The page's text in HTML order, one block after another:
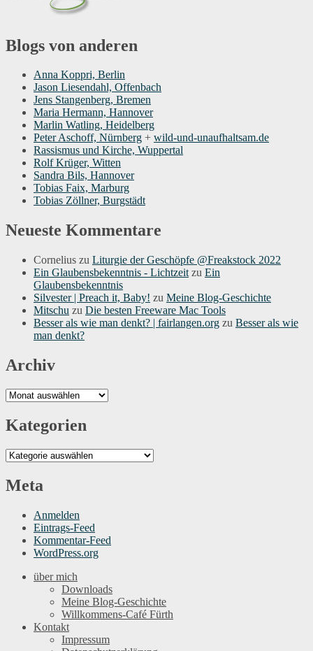
Blogs von anderen
Anna Koppri, Berlin
Jason Liesendahl, Offenbach
Jens Stangenberg, Bremen
Maria Hermann, Hannover
Marlin Watling, Heidelberg
Peter Aschoff, Nürnberg + wild-und-unaufhaltsam.de
Rassismus und Kirche, Wuppertal
Rolf Krüger, Witten
Sandra Bils, Hannover
Tobias Faix, Marburg
Tobias Zöllner, Burgstädt
Neueste Kommentare
Cornelius zu Liturgie der Geschöpfe @Freakstock 2022
Ein Glaubensbekenntnis - Lichtzeit zu Ein
Glaubensbekenntnis
Silvester | Preach it, Baby! zu Meine Blog-Geschichte
Mitschu zu Die besten Freeware Mac Tools
Besser als wie man denkt? | fairlangen.org zu Besser als wie
man denkt?
Archiv
Archiv
Kategorien
Kategorien
Meta
Anmelden
Eintrags-Feed
Kommentar-Feed
WordPress.org
über mich
Downloads
Meine Blog-Geschichte
Willkommens-Café Fürth
Kontakt
Impressum